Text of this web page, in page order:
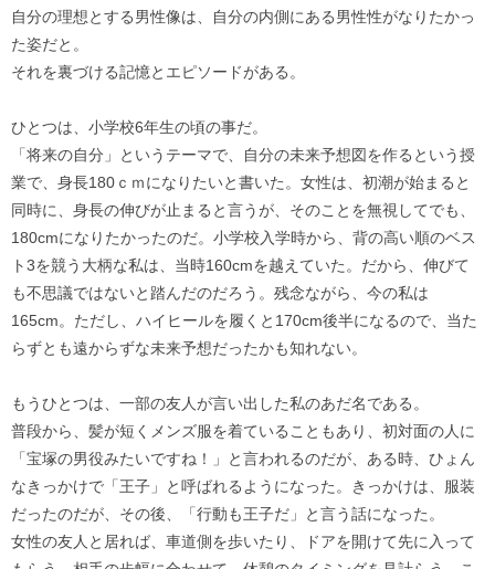
自分の理想とする男性像は、自分の内側にある男性性がなりたかっ
た姿だと。
それを裏づける記憶とエピソードがある。
ひとつは、小学校6年生の頃の事だ。
「将来の自分」というテーマで、自分の未来予想図を作るという授
業で、身長180ｃｍになりたいと書いた。女性は、初潮が始まると
同時に、身長の伸びが止まると言うが、そのことを無視してでも、
180cmになりたかったのだ。小学校入学時から、背の高い順のベス
ト3を競う大柄な私は、当時160cmを越えていた。だから、伸びて
も不思議ではないと踏んだのだろう。残念ながら、今の私は
165cm。ただし、ハイヒールを履くと170cm後半になるので、当た
らずとも遠からずな未来予想だったかも知れない。
もうひとつは、一部の友人が言い出した私のあだ名である。
普段から、髪が短くメンズ服を着ていることもあり、初対面の人に
「宝塚の男役みたいですね！」と言われるのだが、ある時、ひょん
なきっかけで「王子」と呼ばれるようになった。きっかけは、服装
だったのだが、その後、「行動も王子だ」と言う話になった。
女性の友人と居れば、車道側を歩いたり、ドアを開けて先に入って